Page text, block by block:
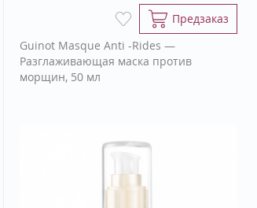
Предзаказ
Guinot Masque Anti -Rides —
Разглаживающая маска против
морщин, 50 мл